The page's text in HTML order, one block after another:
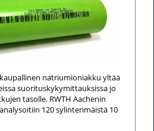
natriumioniakku yltää
suorituskykymittauksissa jo
tasolle. RWTH Aachenin
120 sylinterimäistä 10